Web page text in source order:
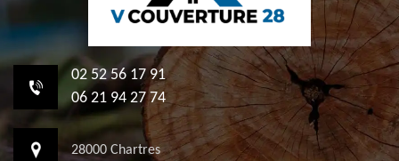
02 52 56 17 91
06 21 94 27 74
28000 Chartres